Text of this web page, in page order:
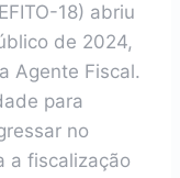
18) abriu
de 2024,
Agente Fiscal.
para
no
a fiscalização